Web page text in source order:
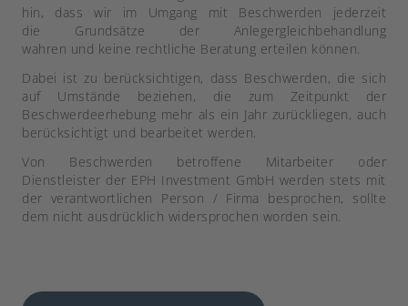
hin, dass wir im Umgang mit Beschwerden jederzeit
die Grundsätze der Anlegergleichbehandlung
wahren und keine rechtliche Beratung erteilen können.
Dabei ist zu berücksichtigen, dass Beschwerden, die sich
auf Umstände beziehen, die zum Zeitpunkt der
Beschwerdeerhebung mehr als ein Jahr zurückliegen, auch
berücksichtigt und bearbeitet werden.
Von Beschwerden betroffene Mitarbeiter oder
Dienstleister der EPH Investment GmbH werden stets mit
der verantwortlichen Person / Firma besprochen, sollte
dem nicht ausdrücklich widersprochen worden sein.